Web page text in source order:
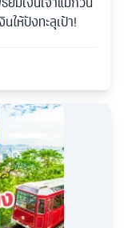
ให้ปังทะลุเป้า!